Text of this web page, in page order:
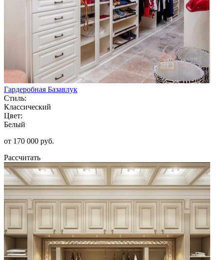
Гардеробная Базавлук
Стиль:
Классический
Цвет:
Белый
от 170 000 руб.
Рассчитать